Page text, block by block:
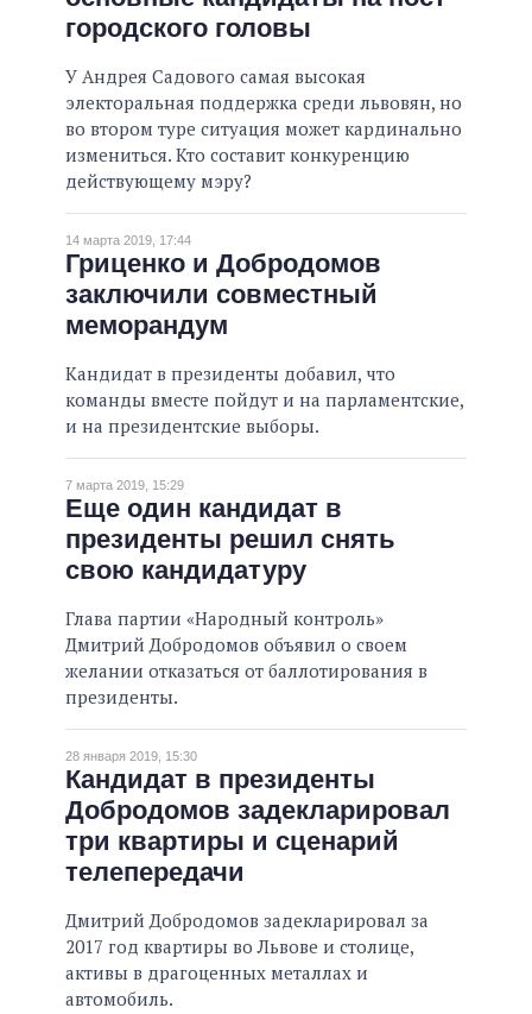
ВСЕ ОБЕЩАНИЯ
АРХИВНЫЕ ОБЕЩАНИЯ
городского головы
У Андрея Садового самая высокая
электоральная поддержка среди львовян, но
во втором туре ситуация может кардинально
измениться. Кто составит конкуренцию
действующему мэру?
14 марта 2019, 17:44
Гриценко и Добродомов
заключили совместный
меморандум
Кандидат в президенты добавил, что
команды вместе пойдут и на парламентские,
и на президентские выборы.
7 марта 2019, 15:29
Еще один кандидат в
президенты решил снять
свою кандидатуру
Глава партии «Народный контроль»
Дмитрий Добродомов объявил о своем
желании отказаться от баллотирования в
президенты.
28 января 2019, 15:30
Кандидат в президенты
Добродомов задекларировал
три квартиры и сценарий
телепередачи
Дмитрий Добродомов задекларировал за
2017 год квартиры во Львове и столице,
активы в драгоценных металлах и
автомобиль.